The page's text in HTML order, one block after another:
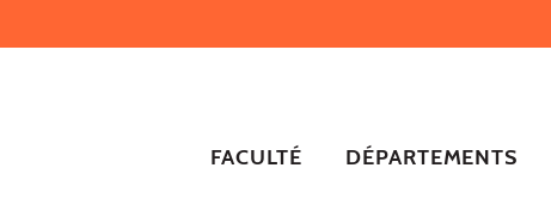
FACULTÉ DÉPARTEMENTS